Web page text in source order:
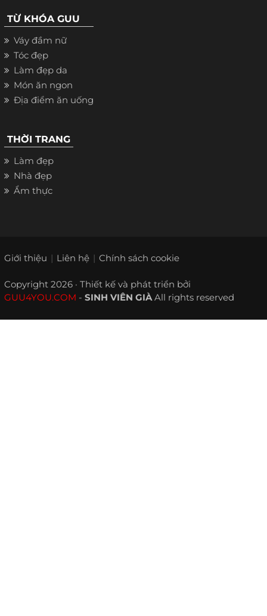
TỪ KHÓA GUU
Váy đầm nữ
Tóc đẹp
Làm đẹp da
Món ăn ngon
Địa điểm ăn uống
THỜI TRANG
Làm đẹp
Nhà đẹp
Ẩm thực
Giới thiệu Liên hệ Chính sách cookie
Copyright 2026 · Thiết kế và phát triển bởi
GUU4YOU.COM - SINH VIÊN GIÀ All rights reserved